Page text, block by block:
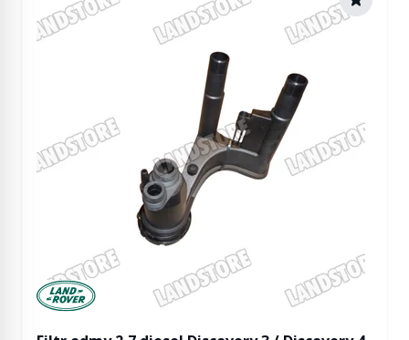
Manufactured by Land rover